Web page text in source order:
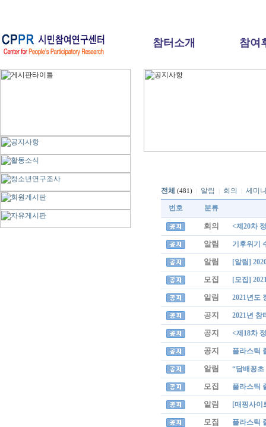
참터소개 참여
전체 (481) 알림 회의 세미
번호 분류
회의 <제20차
알림 기후위기
알림 [알림]
모집 [모집]
알림 2021년도
공지 2021년 참
공지 <제18차
공지 플라스틱
알림 “담배꽁초
모집 플라스틱
알림 [매핑사이
모집 플라스틱